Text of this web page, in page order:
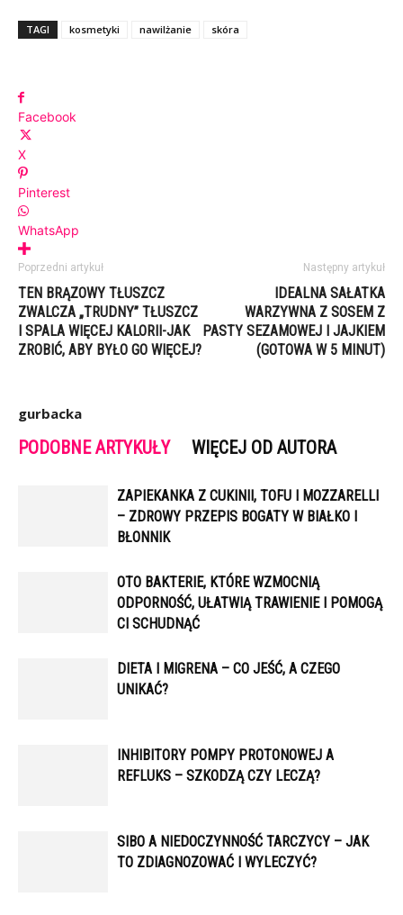
TAGI kosmetyki nawilżanie skóra
Facebook
X
Pinterest
WhatsApp
Poprzedni artykuł
TEN BRĄZOWY TŁUSZCZ
ZWALCZA „TRUDNY” TŁUSZCZ
I SPALA WIĘCEJ KALORII-JAK
ZROBIĆ, ABY BYŁO GO WIĘCEJ?
Następny artykuł
IDEALNA SAŁATKA
WARZYWNA Z SOSEM Z
PASTY SEZAMOWEJ I JAJKIEM
(GOTOWA W 5 MINUT)
gurbacka
PODOBNE ARTYKUŁY WIĘCEJ OD AUTORA
ZAPIEKANKA Z CUKINII, TOFU I MOZZARELLI
– ZDROWY PRZEPIS BOGATY W BIAŁKO I
BŁONNIK
OTO BAKTERIE, KTÓRE WZMOCNIĄ
ODPORNOŚĆ, UŁATWIĄ TRAWIENIE I POMOGĄ
CI SCHUDNĄĆ
DIETA I MIGRENA – CO JEŚĆ, A CZEGO
UNIKAĆ?
INHIBITORY POMPY PROTONOWEJ A
REFLUKS – SZKODZĄ CZY LECZĄ?
SIBO A NIEDOCZYNNOŚĆ TARCZYCY – JAK
TO ZDIAGNOZOWAĆ I WYLECZYĆ?